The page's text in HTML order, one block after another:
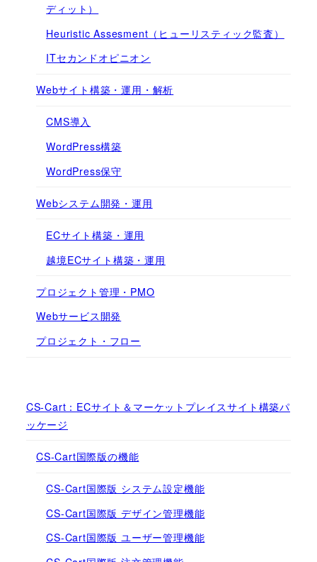
ディット）
Heuristic Assesment（ヒューリスティック監査）
ITセカンドオピニオン
Webサイト構築・運用・解析
CMS導入
WordPress構築
WordPress保守
Webシステム開発・運用
ECサイト構築・運用
越境ECサイト構築・運用
プロジェクト管理・PMO
Webサービス開発
プロジェクト・フロー
CS-Cart：ECサイト＆マーケットプレイスサイト構築パ
ッケージ
CS-Cart国際版の機能
CS-Cart国際版 システム設定機能
CS-Cart国際版 デザイン管理機能
CS-Cart国際版 ユーザー管理機能